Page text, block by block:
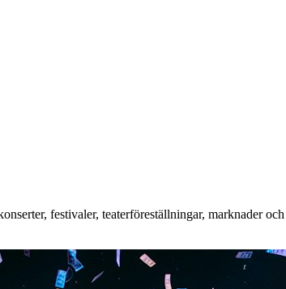
festivaler, teaterföreställningar, marknader